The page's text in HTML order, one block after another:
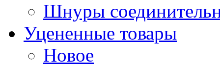
Шнуры
Уцененные товары
Новое